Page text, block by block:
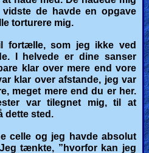
de havde en opgave
torturere mig.
fortælle, som jeg ikke ved
I helvede er dine sanser
klar over mere end vore
klar over afstande, jeg var
meget mere end du er her.
var tilegnet mig, til at
dette sted.
celle og jeg havde absolut
tænkte, ”hvorfor kan jeg